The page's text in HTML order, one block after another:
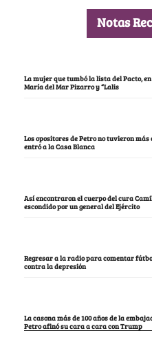
Notas
La mujer que tumbó la lista del Pacto,
María del Mar Pizarro y “Lalis
Los opositores de Petro no tuvieron
entró a la Casa Blanca
Así encontraron el cuerpo del cura
escondido por un general del Ejército
Regresar a la radio para comentar
contra la depresión
La casona más de 100 años de la
Petro afinó su cara a cara con Trump